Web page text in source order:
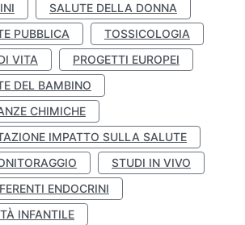
SALUTE DELLA DONNA
PUBBLICA
TOSSICOLOGIA
VITA
PROGETTI EUROPEI
DEL BAMBINO
CHIMICHE
IMPATTO SULLA SALUTE
STUDI IN VIVO
ENDOCRINI
INFANTILE